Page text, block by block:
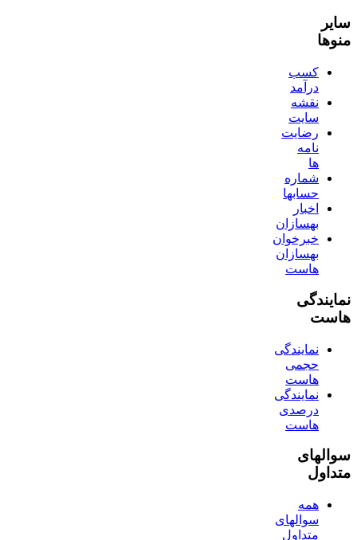
سایر
منوها
کسب
درآمد
نقشه
سایت
رضایت
نامه
ها
شماره
حسابها
اخبار
بهسازان
خبرخوان
بهسازان
هاست
نمایندگی
هاست
نمایندگی
حجمی
هاست
نمایندگی
درصدی
هاست
سوالهای
متداول
همه
سوالهای
متداول